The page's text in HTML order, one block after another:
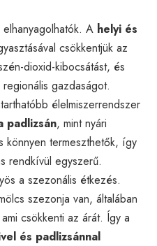
A helyi és
csökkentjük az
dioxid-kibocsátást, és
gazdaságot.
élelmiszerrendszer
padlizsán, mint nyári
könnyen termeszthetők, így
rendkívül egyszerű.
a szezonális étkezés.
szezonja van, általában
csökkenti az árát. Így a
és padlizsánnal